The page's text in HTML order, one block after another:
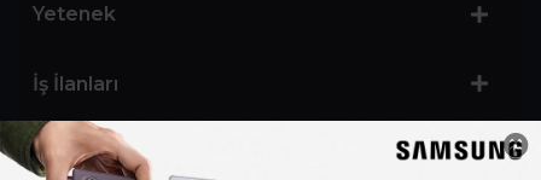
Yetenek
İş İlanları
Sertifika Programları